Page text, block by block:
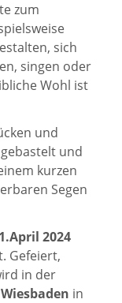
zum
sich
singen oder
Wohl ist
und
und
kurzen
Segen
2024
Gefeiert,
in der
in